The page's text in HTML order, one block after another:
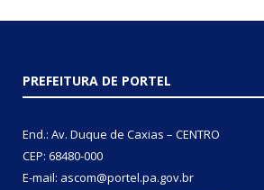
PREFEITURA DE PORTEL
End.: Av. Duque de Caxias – CENTRO
CEP: 68480-000
E-mail: ascom@portel.pa.gov.br